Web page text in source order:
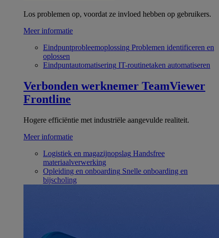
Los problemen op, voordat ze invloed hebben op gebruikers.
Meer informatie
Eindpuntprobleemoplossing Problemen identificeren en
oplossen
Eindpuntautomatisering IT-routinetaken automatiseren
Verbonden werknemer TeamViewer
Frontline
Hogere efficiëntie met industriële aangevulde realiteit.
Meer informatie
Logistiek en magazijnopslag Handsfree
materiaalverwerking
Opleiding en onboarding Snelle onboarding en
bijscholing